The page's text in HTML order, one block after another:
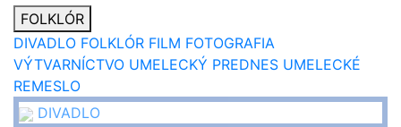
FOLKLÓR
DIVADLO FOLKLÓR FILM FOTOGRAFIA
VÝTVARNÍCTVO UMELECKÝ PREDNES UMELECKÉ
REMESLO
DIVADLO